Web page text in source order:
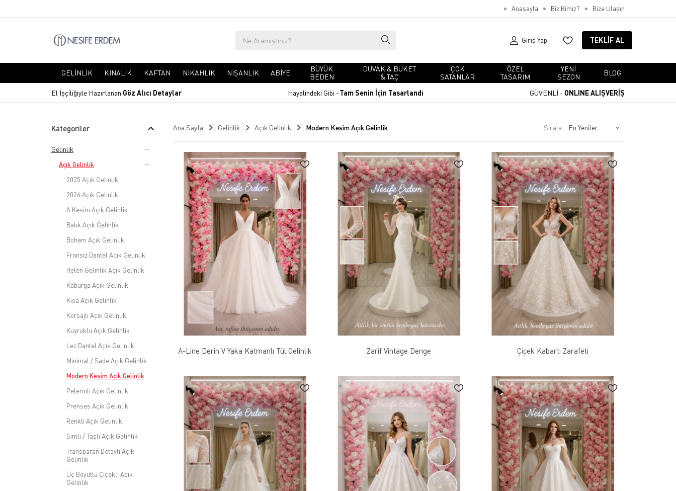
Anasayfa Biz Kimiz? Bize Ulaşın
Giriş Yap TEKLIF AL
GELINLIK KINALIK KAFTAN NIKAHLIK NIŞANLIK ABIYE
BÜYÜK
BEDEN
DUVAK & BUKET
& TAÇ
ÇOK
SATANLAR
ÖZEL
TASARIM
YENI
SEZON
BLOG
El İşçiliğiyle Hazırlanan Göz Alıcı Detaylar Hayalindeki Gibi –Tam Senin İçin Tasarlandı GÜVENLİ - ONLINE ALIŞVERİŞ
Kategoriler
Gelinlik
Açık Gelinlik
2025 Açık Gelinlik
2026 Açık Gelinlik
A Kesim Açık Gelinlik
Balık Açık Gelinlik
Bohem Açık Gelinlik
Fransız Dantel Açık Gelinlik
Helen Gelinlik Açık Gelinlik
Kaburga Açık Gelinlik
Kısa Açık Gelinlik
Korsajlı Açık Gelinlik
Kuyruklu Açık Gelinlik
Lez Dantel Açık Gelinlik
Minimal / Sade Açık Gelinlik
Modern Kesim Açık Gelinlik
Pelerinli Açık Gelinlik
Prenses Açık Gelinlik
Renkli Açık Gelinlik
Simli / Taşlı Açık Gelinlik
Transparan Detaylı Açık
Gelinlik
Üç Boyutlu Çiçekli Açık
Gelinlik
Ana Sayfa Gelinlik Açık Gelinlik Modern Kesim Açık Gelinlik Sırala
A-Line Derin V Yaka Katmanlı Tül Gelinlik Zarif Vintage Denge Çiçek Kabartı Zarafeti